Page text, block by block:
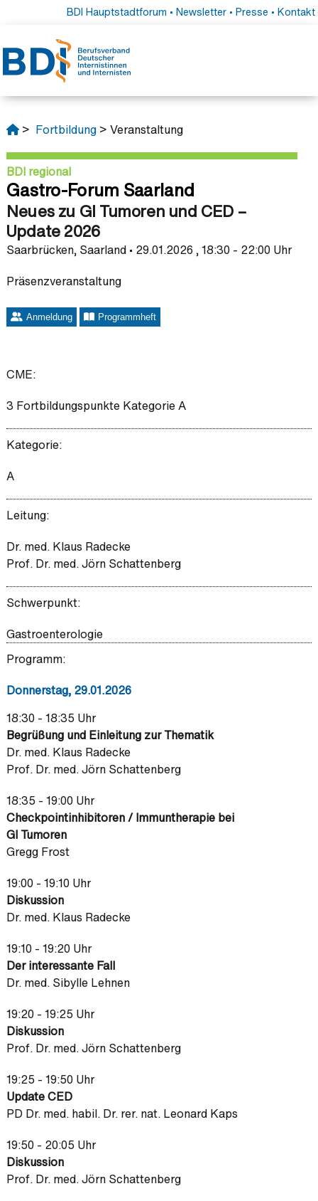
BDI Hauptstadtforum • Newsletter• Presse • Kontakt
> Fortbildung> Veranstaltung
BDI regional
Gastro-Forum Saarland
Neues zu GI Tumoren und CED –
Update 2026
Saarbrücken, Saarland • 29.01.2026 , 18:30 - 22:00 Uhr
Präsenzveranstaltung
Anmeldung Programmheft
CME:
3 Fortbildungspunkte Kategorie A
Kategorie:
A
Leitung:
Dr. med. Klaus Radecke
Prof. Dr. med. Jörn Schattenberg
Schwerpunkt:
Gastroenterologie
Programm:
Donnerstag, 29.01.2026
18:30 - 18:35 Uhr
Begrüßung und Einleitung zur Thematik
Dr. med. Klaus Radecke
Prof. Dr. med. Jörn Schattenberg
18:35 - 19:00 Uhr
Checkpointinhibitoren / Immuntherapie bei
GI Tumoren
Gregg Frost
19:00 - 19:10 Uhr
Diskussion
Dr. med. Klaus Radecke
19:10 - 19:20 Uhr
Der interessante Fall
Dr. med. Sibylle Lehnen
19:20 - 19:25 Uhr
Diskussion
Prof. Dr. med. Jörn Schattenberg
19:25 - 19:50 Uhr
Update CED
PD Dr. med. habil. Dr. rer. nat. Leonard Kaps
19:50 - 20:05 Uhr
Diskussion
Prof. Dr. med. Jörn Schattenberg